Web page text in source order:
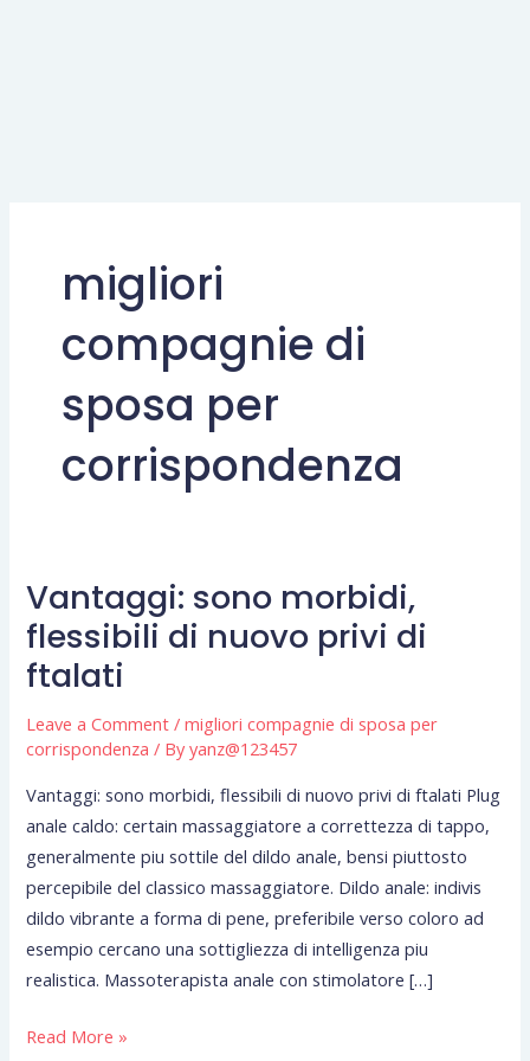
migliori
compagnie di
sposa per
corrispondenza
Vantaggi: sono morbidi,
flessibili di nuovo privi di
ftalati
Leave a Comment /migliori compagnie di sposa per
corrispondenza / Byyanz@123457
Vantaggi: sono morbidi, flessibili di nuovo privi di ftalati Plug
anale caldo: certain massaggiatore a correttezza di tappo,
generalmente piu sottile del dildo anale, bensi piuttosto
percepibile del classico massaggiatore. Dildo anale: indivis
dildo vibrante a forma di pene, preferibile verso coloro ad
esempio cercano una sottigliezza di intelligenza piu
realistica. Massoterapista anale con stimolatore […]
Vantaggi:
sono
morbidi,
flessibili
di
nuovo
di
ftalati
Read More »